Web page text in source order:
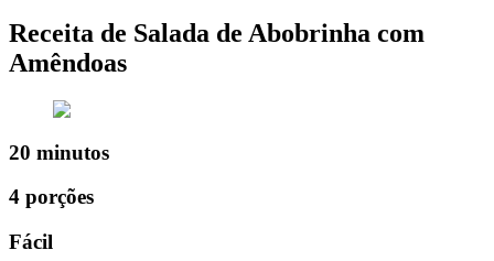
Receita de Salada de Abobrinha com
Amêndoas
20 minutos
4 porções
Fácil